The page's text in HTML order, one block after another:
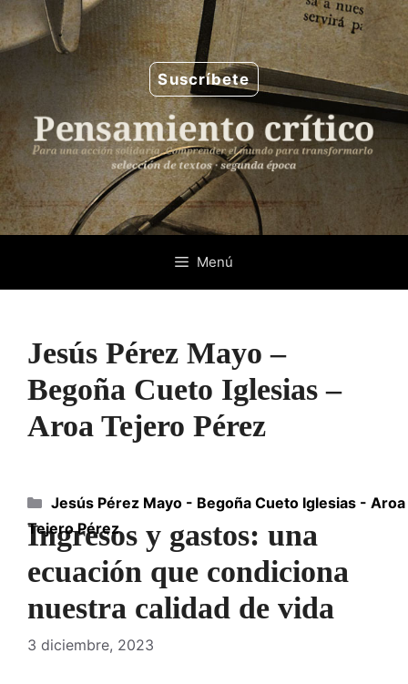
Saltar
al
contenido
Suscríbete
Menú
Jesús Pérez Mayo –
Begoña Cueto Iglesias –
Aroa Tejero Pérez
Ingresos y gastos: una
ecuación que condiciona
nuestra calidad de vida
3 diciembre, 2023
Categorías
Jesús Pérez Mayo - Begoña Cueto Iglesias - Aroa
Tejero Pérez